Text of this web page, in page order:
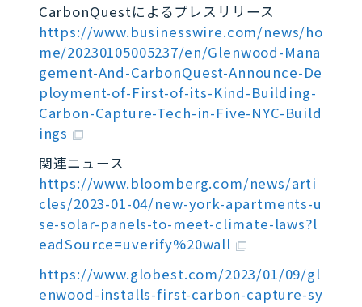
CarbonQuestによるプレスリリース
https://www.businesswire.com/news/ho
me/20230105005237/en/Glenwood-Mana
gement-And-CarbonQuest-Announce-De
ployment-of-First-of-its-Kind-Building-
Carbon-Capture-Tech-in-Five-NYC-Build
ings
関連ニュース
https://www.bloomberg.com/news/arti
cles/2023-01-04/new-york-apartments-u
se-solar-panels-to-meet-climate-laws?l
eadSource=uverify%20wall
https://www.globest.com/2023/01/09/gl
enwood-installs-first-carbon-capture-sy